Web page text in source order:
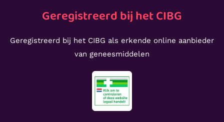
Geregistreerd bij het CIBG
Geregistreerd bij het CIBG als erkende online aanbieder
van geneesmiddelen